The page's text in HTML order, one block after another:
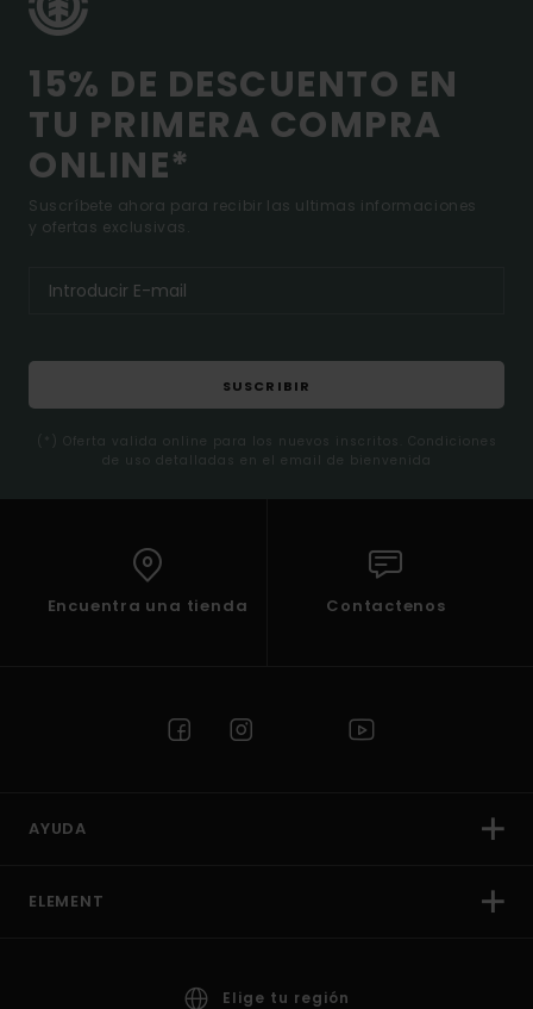
15% DE DESCUENTO EN
TU PRIMERA COMPRA
ONLINE*
Suscríbete ahora para recibir las ultimas informaciones
y ofertas exclusivas.
SUSCRIBIR
(*) Oferta valida online para los nuevos inscritos. Condiciones
de uso detalladas en el email de bienvenida
Encuentra una tienda Contactenos
AYUDA
ELEMENT
Elige tu región